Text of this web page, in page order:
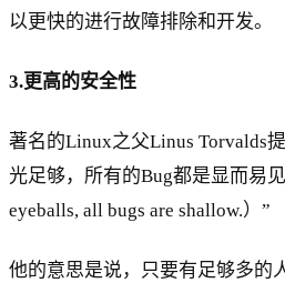
以更快的进行故障排除和开发。
3.更高的安全性
著名的Linux之父Linus Torvalds
光足够，所有的Bug都是显而易
eyeballs, all bugs are shallow.）”
他的意思是说，只要有足够多的